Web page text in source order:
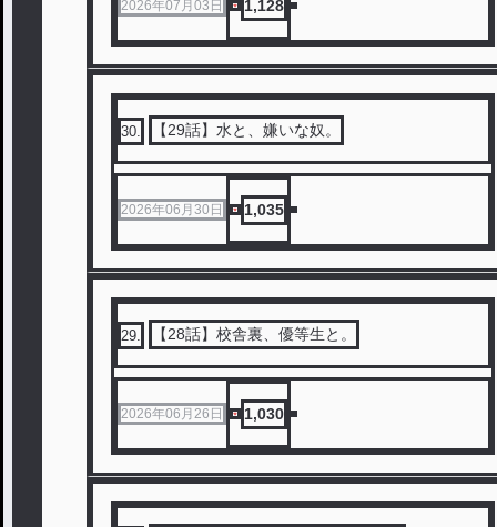
2026年07月03日 1,128
30 【29話】水と、嫌いな奴。
2026年06月30日 1,035
29 【28話】校舎裏、優等生と。
2026年06月26日 1,030